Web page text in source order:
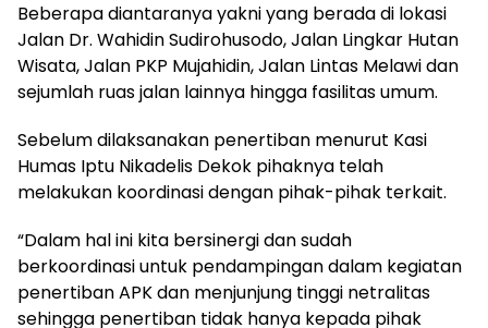
Beberapa diantaranya yakni yang berada di lokasi
Jalan Dr. Wahidin Sudirohusodo, Jalan Lingkar Hutan
Wisata, Jalan PKP Mujahidin, Jalan Lintas Melawi dan
sejumlah ruas jalan lainnya hingga fasilitas umum.
Sebelum dilaksanakan penertiban menurut Kasi
Humas Iptu Nikadelis Dekok pihaknya telah
melakukan koordinasi dengan pihak-pihak terkait.
“Dalam hal ini kita bersinergi dan sudah
berkoordinasi untuk pendampingan dalam kegiatan
penertiban APK dan menjunjung tinggi netralitas
sehingga penertiban tidak hanya kepada pihak